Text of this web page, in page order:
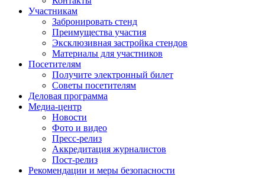
Участникам
Забронировать стенд
Преимущества участия
Эксклюзивная застройка стендов
Материалы для участников
Посетителям
Получите электронный билет
Советы посетителям
Деловая программа
Медиа-центр
Новости
Фото и видео
Пресс-релиз
Аккредитация журналистов
Пост-релиз
Рекомендации и меры безопасности